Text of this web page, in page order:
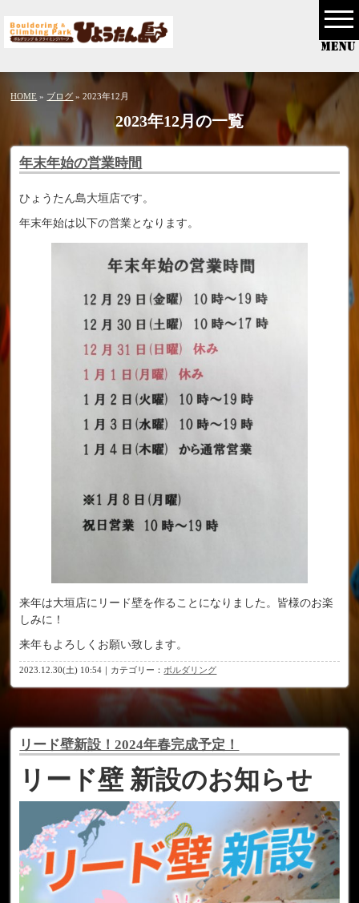
HOME » ブログ » 2023年12月
2023年12月の一覧
年末年始の営業時間
ひょうたん島大垣店です。
年末年始は以下の営業となります。
来年は大垣店にリード壁を作ることになりました。皆様のお楽
しみに！
来年もよろしくお願い致します。
2023.12.30(土) 10:54｜カテゴリー：ボルダリング
リード壁新設！2024年春完成予定！
リード壁 新設のお知らせ